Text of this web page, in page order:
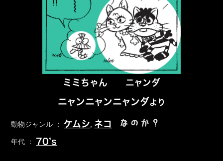
ミミちゃん ニャンダ
ニャンニャンニャンダより
動物ジャンル ： ケムシ, ネコ なのか？
年代 ： 70’s